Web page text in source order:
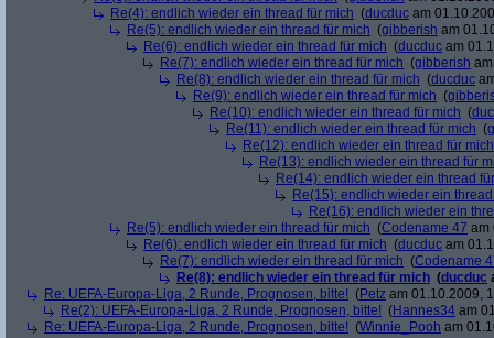
Re(4): endlich wieder ein thread für mich (ducduc am
Re(5): endlich wieder ein thread für mich (gibberish am
Re(6): endlich wieder ein thread für mich (ducduc am
Re(7): endlich wieder ein thread für mich (gibberish
Re(8): endlich wieder ein thread für mich (ducduc
Re(9): endlich wieder ein thread für mich (
Re(10): endlich wieder ein thread für mich (
Re(11): endlich wieder ein thread für mich (
Re(12): endlich wieder ein thread für mich
Re(13): endlich wieder ein thread für
Re(14): endlich wieder ein thread
Re(15): endlich wieder ein
Re(16): endlich wieder ein
Re(5): endlich wieder ein thread für mich (Codename 47 am
Re(6): endlich wieder ein thread für mich (ducduc am
Re(7): endlich wieder ein thread für mich (Codename
Re(8): endlich wieder ein thread für mich (ducduc
Re: UEFA-Europa-Liga, 2 Runde, Prognosen, bitte! (Petz am 01.10.2009,
Re(2): UEFA-Europa-Liga, 2 Runde, Prognosen, bitte! (Hannes34 am
Re: UEFA-Europa-Liga, 2 Runde, Prognosen, bitte! (Winnie_Pooh am